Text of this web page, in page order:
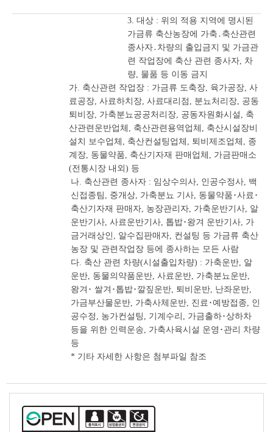
3. 대상 : 위의 적용 지역에 명시된
가금류 축산농장에 가축․축산관련
종사자․차량의 출입금지 및 가금관
련 작업장에 축산 관련 종사자, 차
량, 물품 등 이동 금지
가. 축산관련 작업장 : 가금류 도축장, 육가공장, 사
료공장, 사료하치장, 사료대리점, 분뇨처리장, 공동
퇴비장, 가축분뇨공공처리장, 공동자원화시설, 축
산관련운반업체, 축산관련용역업체, 축산시설장비
설치 보수업체, 축산컨설팅업체, 퇴비제조업체, 종
계장, 동물약품, 축산기자재 판매업체, 가금판매소
(전통시장 내외) 등
나. 축산관련 종사자 : 임상수의사, 인공수정사, 백
신접종팀, 중개상, 가축분뇨 기사, 동물약품･사료･
축산기자재 판매자, 농장관리자, 가축운반기사, 알
운반기사, 사료운반기사, 톱밥･왕겨 운반기사, 가
금거래상인, 알수집판매자, 컨설팅 등 가금류 축산
농장 및 관련작업장 등에 종사하는 모든 사람
다. 축산 관련 차량(시설출입차량) : 가축운반, 알
운반, 동물의약품운반, 사료운반, 가축분뇨운반,
왕겨･ 쌀겨･톱밥･깔짚운반, 퇴비운반, 난좌운반,
가금부산물운반, 가축사체운반, 진료･예방접종, 인
공수정, 농가컨설팅, 기계수리, 가금출하･상하차
등을 위한 인력운송, 가축사육시설 운영･관리 차량
등
* 기타 자세한 사항은 첨부파일 참조